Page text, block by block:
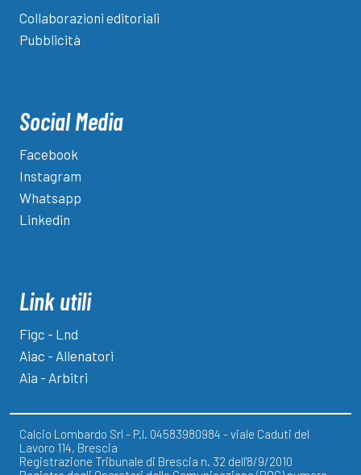
Collaborazioni editoriali
Pubblicità
Social Media
Facebook
Instagram
Whatsapp
Linkedin
Link utili
Figc - Lnd
Aiac - Allenatori
Aia - Arbitri
Calcio Lombardo Srl - P.I. 04583980984 - viale Caduti del
Lavoro 114, Brescia
Registrazione Tribunale di Brescia n. 32 dell'8/9/2010